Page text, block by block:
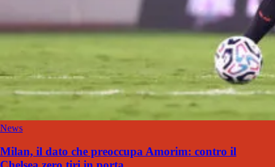
News
Milan, il dato che preoccupa Amorim: contro il